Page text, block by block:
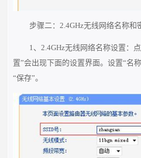
步骤二：2.4GHz无线网络名称和
1、2.4GHz无线网络名称设置：
置”会出现下面的设置界面。设置“名
“保存”。